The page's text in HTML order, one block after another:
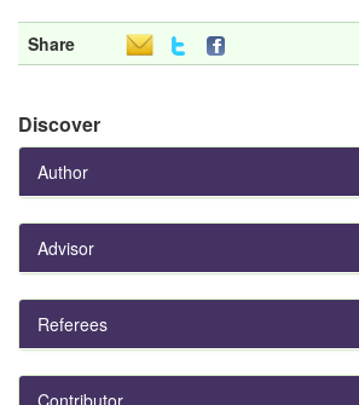
Share
Discover
Author
Advisor
Referees
Contributor